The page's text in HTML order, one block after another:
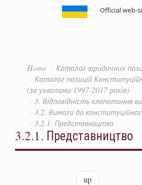
Official web-
Home
Каталог юридичних
Каталог позицій
(за ухвалами 1997-2017 років)
3. Відповідність клопотання
3.2. Вимоги до
3.2.1. Представництво
3.2.1. Представництво
up